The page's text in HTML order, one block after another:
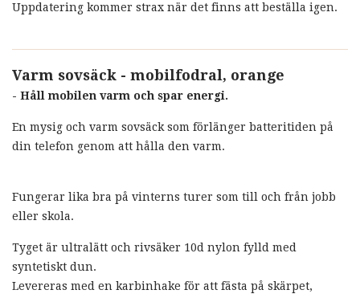
Uppdatering kommer strax när det finns att beställa igen.
Varm sovsäck - mobilfodral, orange
- Håll mobilen varm och spar energi.
En mysig och varm sovsäck som förlänger batteritiden på
din telefon genom att hålla den varm.
Fungerar lika bra på vinterns turer som till och från jobb
eller skola.
Tyget är ultralätt och rivsäker 10d nylon fylld med
syntetiskt dun.
Levereras med en karbinhake för att fästa på skärpet,